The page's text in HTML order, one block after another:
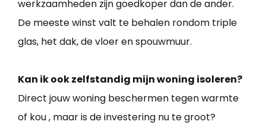
werkzaamheden zijn goedkoper dan de ander.
De meeste winst valt te behalen rondom triple
glas, het dak, de vloer en spouwmuur.
Kan ik ook zelfstandig mijn woning isoleren?
Direct jouw woning beschermen tegen warmte
of kou , maar is de investering nu te groot?